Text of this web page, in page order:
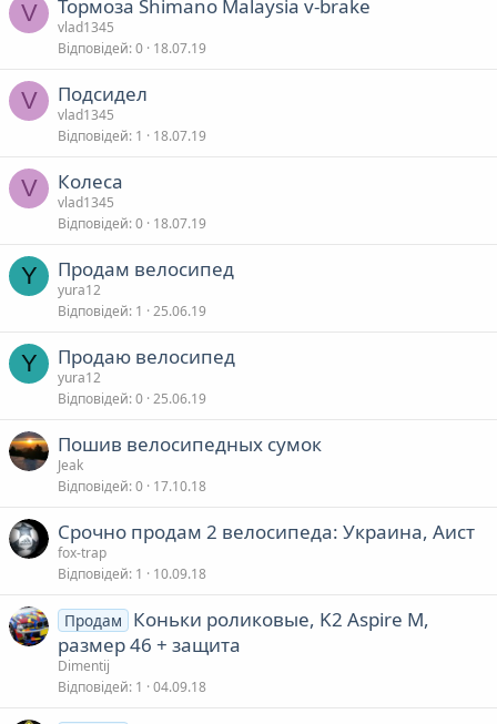
V Тормоза Shimano Malaysia v-brake
vlad1345
Відповідей 0 18.07.19
V Подсидел
vlad1345
Відповідей 1 18.07.19
V Колеса
vlad1345
Відповідей 0 18.07.19
Y Продам велосипед
yura12
Відповідей 1 25.06.19
Y Продаю велосипед
yura12
Відповідей 0 25.06.19
Пошив велосипедных сумок
Jeak
Відповідей 0 17.10.18
Срочно продам 2 велосипеда: Украина, Аист
fox-trap
Відповідей 1 10.09.18
Продам
Коньки роликовые, K2 Aspire M,
размер 46 + защита
Dimentij
Відповідей 1 04.09.18